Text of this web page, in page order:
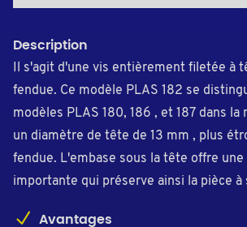
Description
Il s'agit d'une vis entièrement filetée à
fendue. Ce modèle PLAS 182 se
modèles PLAS 180, 186 , et 187 dans la
un diamètre de tête de 13 mm , plus
fendue. L'embase sous la tête offre une
importante qui préserve ainsi la pièce à
Avantages